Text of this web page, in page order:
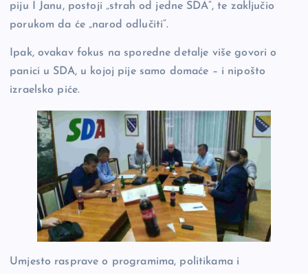
piju I Janu, postoji „strah od jedne SDA“, te zaključio
porukom da će „narod odlučiti“.
Ipak, ovakav fokus na sporedne detalje više govori o
panici u SDA, u kojoj pije samo domaće – i nipošto
izraelsko piće.
Umjesto rasprave o programima, politikama i